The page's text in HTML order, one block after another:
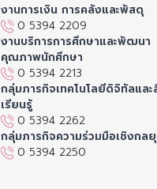
งานการเงิน การคลังและพัสดุ
0 5394 2209
งานบริการการศึกษาและพัฒนา
คุณภาพนักศึกษา
0 5394 2213
กลุ่มภารกิจเทคโนโลยีดิจิทัลและ
เรียนรู้
0 5394 2262
กลุ่มภารกิจความร่วมมือเชิงกล
0 5394 2250